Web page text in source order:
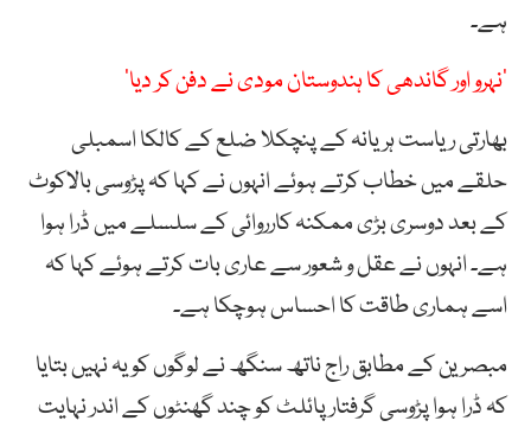
ہے۔
’نہرو اور گاندھی کا ہندوستان مودی نے دفن کر دیا‘
بھارتی ریاست ہریانہ کے پنچکلا ضلع کے کالکا اسمبلی
حلقے میں خطاب کرتے ہوئے انہوں نے کہا کہ پڑوسی بالاکوٹ
کے بعد دوسری بڑی ممکنہ کارروائی کے سلسلے میں ڈرا ہوا
ہے۔ انہوں نے عقل و شعور سے عاری بات کرتے ہوئے کہا کہ
اسے ہماری طاقت کا احساس ہوچکا ہے۔
مبصرین کے مطابق راج ناتھ سنگھ نے لوگوں کو یہ نہیں بتایا
کہ ڈرا ہوا پڑوسی گرفتار پائلٹ کو چند گھنٹوں کے اندر نہایت